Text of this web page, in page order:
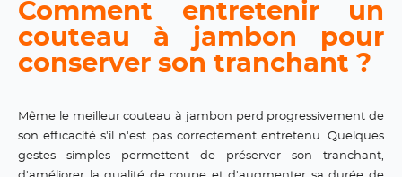
Comment entretenir un
couteau à jambon pour
conserver son tranchant ?
Même le meilleur couteau à jambon perd progressivement de
son efficacité s'il n'est pas correctement entretenu. Quelques
gestes simples permettent de préserver son tranchant,